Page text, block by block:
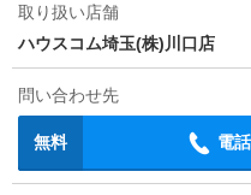
契約期間 定期借家 2年
損保
保証会社
保証会社利
保証料：750
取り扱い店舗
ハウスコム埼玉(株)川口店
問い合わせ先
無料 電